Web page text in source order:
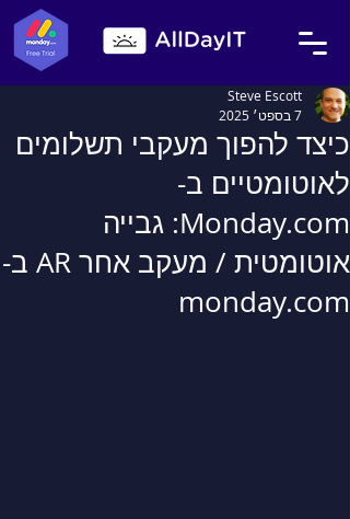
כיצד להפוך מעקבי תשלומים
לאוטומטיים ב-
Monday.com: גבייה
אוטומטית / מעקב אחר AR ב-
monday.com
Steve Escott
7 בספט׳ 2025